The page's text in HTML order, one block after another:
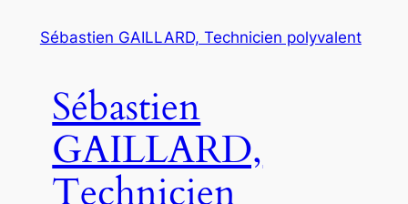
Sébastien GAILLARD, Technicien polyvalent
Sébastien
GAILLARD,
Technicien